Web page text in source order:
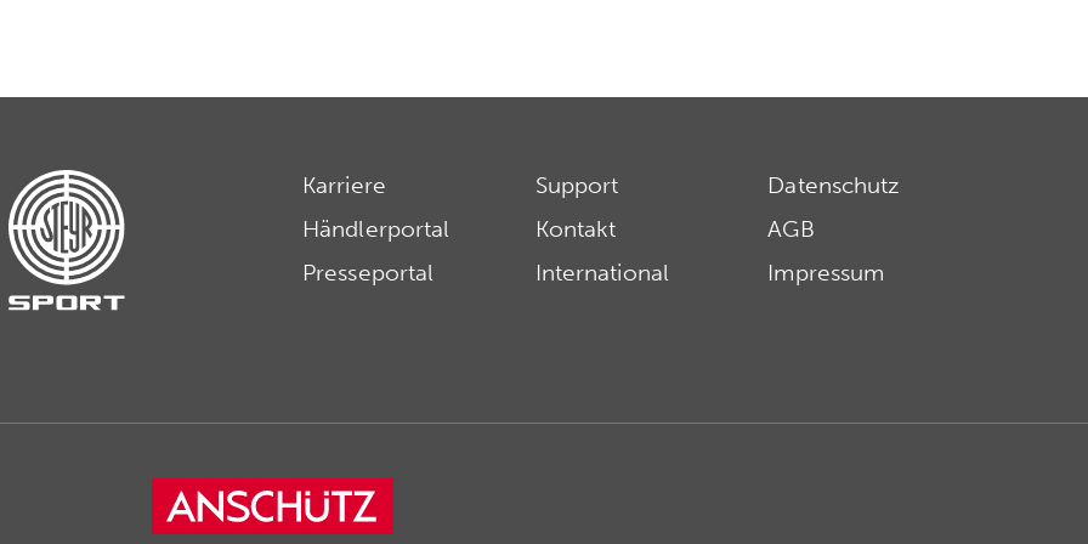
Karriere
Händlerportal
Presseportal
Support
Kontakt
International
Datenschutz
AGB
Impressum